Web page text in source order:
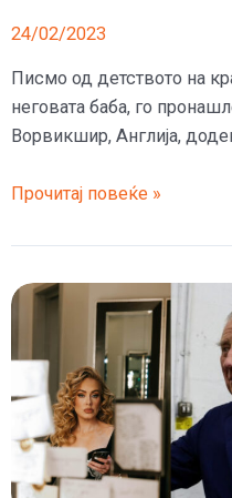
24/02/2023
Писмо од детството на
неговата баба, го
Ворвикшир, Англија,
На
од
куќа
во
пронајдено
е
писмо
од
кралот
Прочитај повеќе »